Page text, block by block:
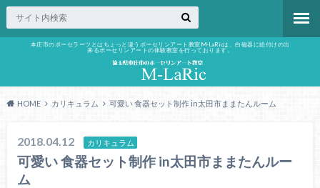
本庄市のポーセラーツとはちょっと違うポーセリンアート教室M-LaRicは、白磁器に絵付けの出
来るポーセリンアートの体験教室を行っております。
HOME カリキュラム 可愛い 食器セット制作 in太田市ままたんルーム
2018.04.12 カリキュラム
可愛い 食器セット制作 in太田市ままたんルー
ム